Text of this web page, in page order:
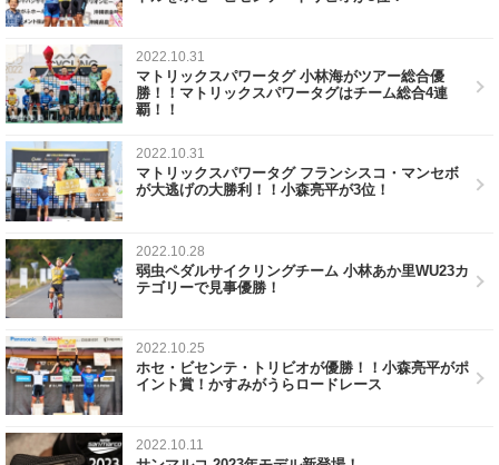
2022.10.31
マトリックスパワータグ 小林海がツアー総合優
勝！！マトリックスパワータグはチーム総合4連
覇！！
2022.10.31
マトリックスパワータグ フランシスコ・マンセボ
が大逃げの大勝利！！小森亮平が3位！
2022.10.28
弱虫ペダルサイクリングチーム 小林あか里WU23カ
テゴリーで見事優勝！
2022.10.25
ホセ・ビセンテ・トリビオが優勝！！小森亮平がポ
イント賞！かすみがうらロードレース
2022.10.11